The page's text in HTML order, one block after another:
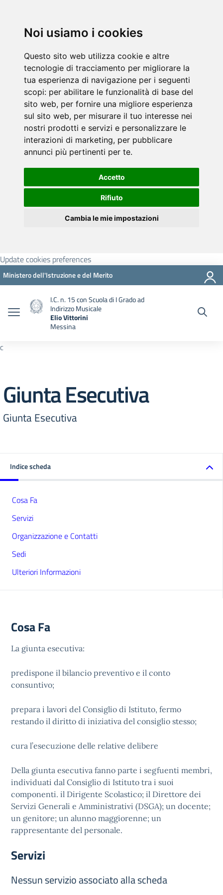
Noi usiamo i cookies
Questo sito web utilizza cookie e altre
tecnologie di tracciamento per migliorare la
tua esperienza di navigazione per i seguenti
scopi: per abilitare le funzionalità di base del
sito web, per fornire una migliore esperienza
sul sito web, per misurare il tuo interesse nei
nostri prodotti e servizi e personalizzare le
interazioni di marketing, per pubblicare
annunci più pertinenti per te.
Accetto
Rifiuto
Cambia le mie impostazioni
Update cookies preferences
Ministero dell'Istruzione e del Merito
I.C. n. 15 con Scuola di I Grado ad
Indirizzo Musicale
Elio Vittorini
Messina
c
Giunta Esecutiva
Giunta Esecutiva
Indice scheda
Cosa Fa
Servizi
Organizzazione e Contatti
Sedi
Ulteriori Informazioni
Cosa Fa
La giunta esecutiva:
predispone il bilancio preventivo e il conto
consuntivo;
prepara i lavori del Consiglio di Istituto, fermo
restando il diritto di iniziativa del consiglio stesso;
cura l’esecuzione delle relative delibere
Della giunta esecutiva fanno parte i segfuenti membri,
individuati dal Consiglio di Istituto tra i suoi
componenti. il Dirigente Scolastico; il Direttore dei
Servizi Generali e Amministrativi (DSGA); un docente;
un genitore; un alunno maggiorenne; un
rappresentante del personale.
Servizi
Nessun servizio associato alla scheda